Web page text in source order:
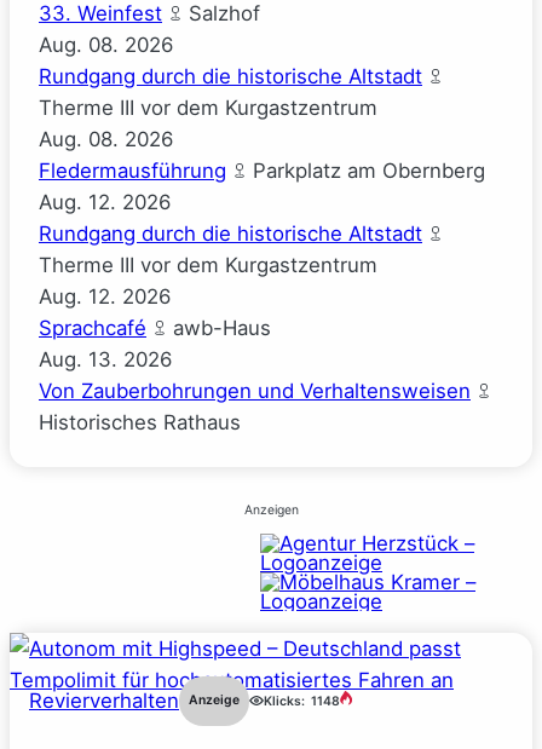
33. Weinfest
Salzhof
Aug. 08. 2026
Rundgang durch die historische Altstadt
Therme III vor dem Kurgastzentrum
Aug. 08. 2026
Fledermausführung
Parkplatz am Obernberg
Aug. 12. 2026
Rundgang durch die historische Altstadt
Therme III vor dem Kurgastzentrum
Aug. 12. 2026
Sprachcafé
awb-Haus
Aug. 13. 2026
Von Zauberbohrungen und Verhaltensweisen
Historisches Rathaus
Anzeigen
Revierverhalten Anzeige Klicks: 1148